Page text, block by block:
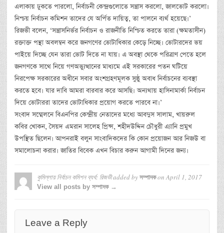
এলাকায় ঢুকতে পারলো, নির্বাচনী কেন্দ্রগুলোতে সন্ত্রাস করলো, জালভোট করলো।
নিশ্চয় নির্বাচন কমিশন তাদের যে অর্পিত দায়িত্ব, তা পালনে ব্যর্থ হয়েছে।’
রিজভী বলেন, ‘সন্ত্রাসনির্ভর নির্বাচন ও রাজনীতি নিশ্চিত করতে তারা (ক্ষমতাসীন)
রক্তাক্ত পন্থা অবলম্বন করে জনগণের ভোটাধিকার কেড়ে নিচ্ছে। ভোটারদের ভয়
পাইয়ে দিচ্ছে যেন তারা ভোট দিতে না যায়। এ অবস্থা থেকে পরিত্রাণ পেতে হলে
জনগণকে সাথে নিয়ে গণঅভ্যুত্থানের মাধ্যমে এই সরকারের পতন ঘটিয়ে
নিরপেক্ষ সরকারের অধীনে সবার অংশগ্রহণমূলক সুষ্ঠু অবাধ নির্বাচনের ব্যবস্থা
করতে হবে। যার দাবি আমরা বারবার করে আসছি। অন্যথায় হাসিনামার্কা নির্বাচন
দিয়ে ভোটাররা তাদের ভোটাধিকার প্রয়োগ করতে পারবে না।’
সংবাদ সম্মেলনে বিএনপির কেন্দ্রীয় নেতাদের মধ্যে আবদুস সালাম, খায়রুল
কবির খোকন, সৈয়দ এমরান সালেহ প্রিন্স, শহীদউদ্দিন চৌধুরী এ্যানি প্রমুখ
উপস্থিত ছিলেন। আপনরাই বলুন সাংবাদিকদের কি কোন প্রয়োজন আর নিজউ বা
সমালোচনা করার। জাতির বিবেক এখন বিচার করুন আগামী দিনের জন্য।
কুমিল্লায় নির্বাচন কমিশন ব্যর্থ: রিজভীadded by সম্পাদকonApril 1, 2017
View all posts by সম্পাদক →
Leave a Reply